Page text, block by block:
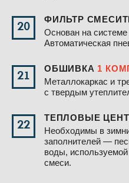
20
ФИЛЬТР
Основан на системе
Автоматическая
21
ОБШИВКА 1
Металлокаркас и
с твердым
22
ТЕПЛОВЫЕ
Необходимы в
заполнителей —
воды,
смеси.